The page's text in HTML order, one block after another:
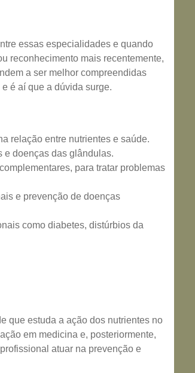
essas especialidades e quando
reconhecimento mais recentemente,
a ser melhor compreendidas
é aí que a dúvida surge.
relação entre nutrientes e saúde.
e doenças das glândulas.
para tratar problemas
e prevenção de doenças
como diabetes, distúrbios da
que estuda a ação dos nutrientes no
em medicina e, posteriormente,
atuar na prevenção e